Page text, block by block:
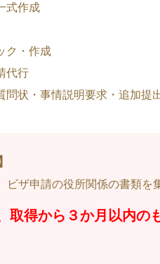
式作成
ク・作成
代行
問状・事情説明要求・追加提
ビザ申請の役所関係の書類を
取得から３か月以内の